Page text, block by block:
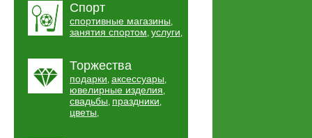
Спорт
спортивные магазины,
занятия спортом, услуги,
Торжества
подарки, аксессуары,
ювелирные изделия,
свадьбы, праздники,
цветы,